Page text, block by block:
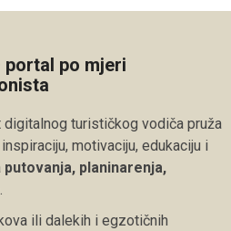
portal po mjeri
digitalnog turističkog vodiča pruža
motivaciju, edukaciju i
putovanja, planinarenja,
.
ili dalekih i egzotičnih